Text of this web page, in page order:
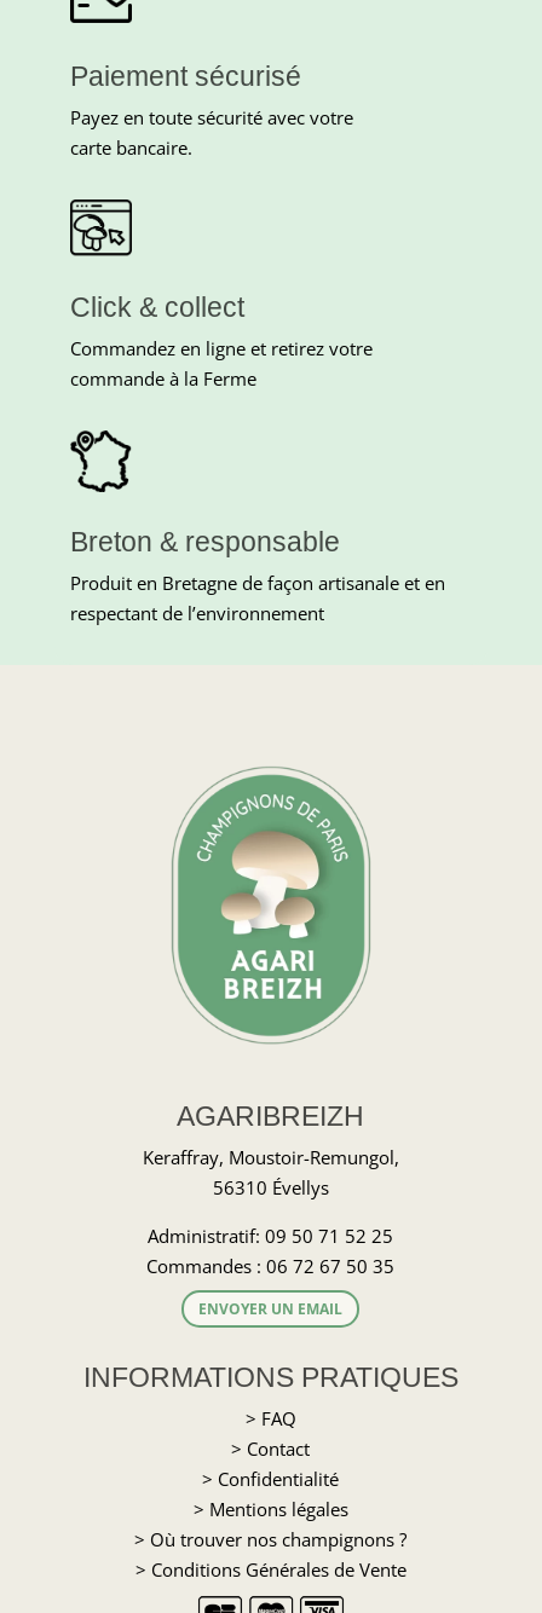
Paiement sécurisé
Payez en toute sécurité avec votre
carte bancaire.
Click & collect
Commandez en ligne et retirez votre
commande à la Ferme
Breton & responsable
Produit en Bretagne de façon artisanale et en
respectant de l’environnement
AGARIBREIZH
Keraffray, Moustoir-Remungol,
56310 Évellys
Administratif:09 50 71 52 25
Commandes :06 72 67 50 35
ENVOYER UN EMAIL
INFORMATIONS PRATIQUES
> FAQ
> Contact
> Confidentialité
> Mentions légales
> Où trouver nos champignons ?
> Conditions Générales de Vente